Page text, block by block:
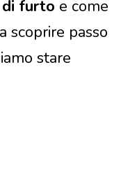
furto e come
scoprire passo
stare